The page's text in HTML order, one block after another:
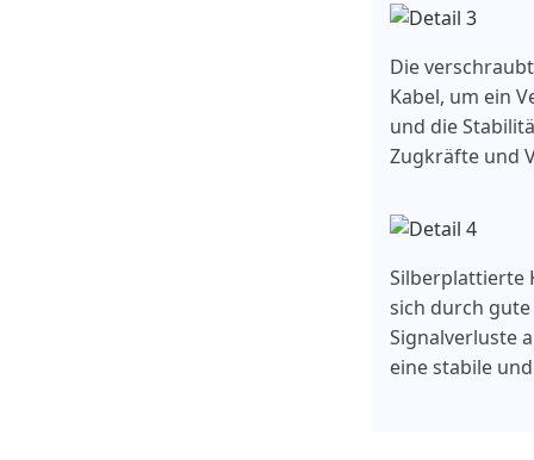
Die
Kabel, um ein
und die
Zugkräfte und
Silberplattierte
sich durch
Signalverluste
eine stabile